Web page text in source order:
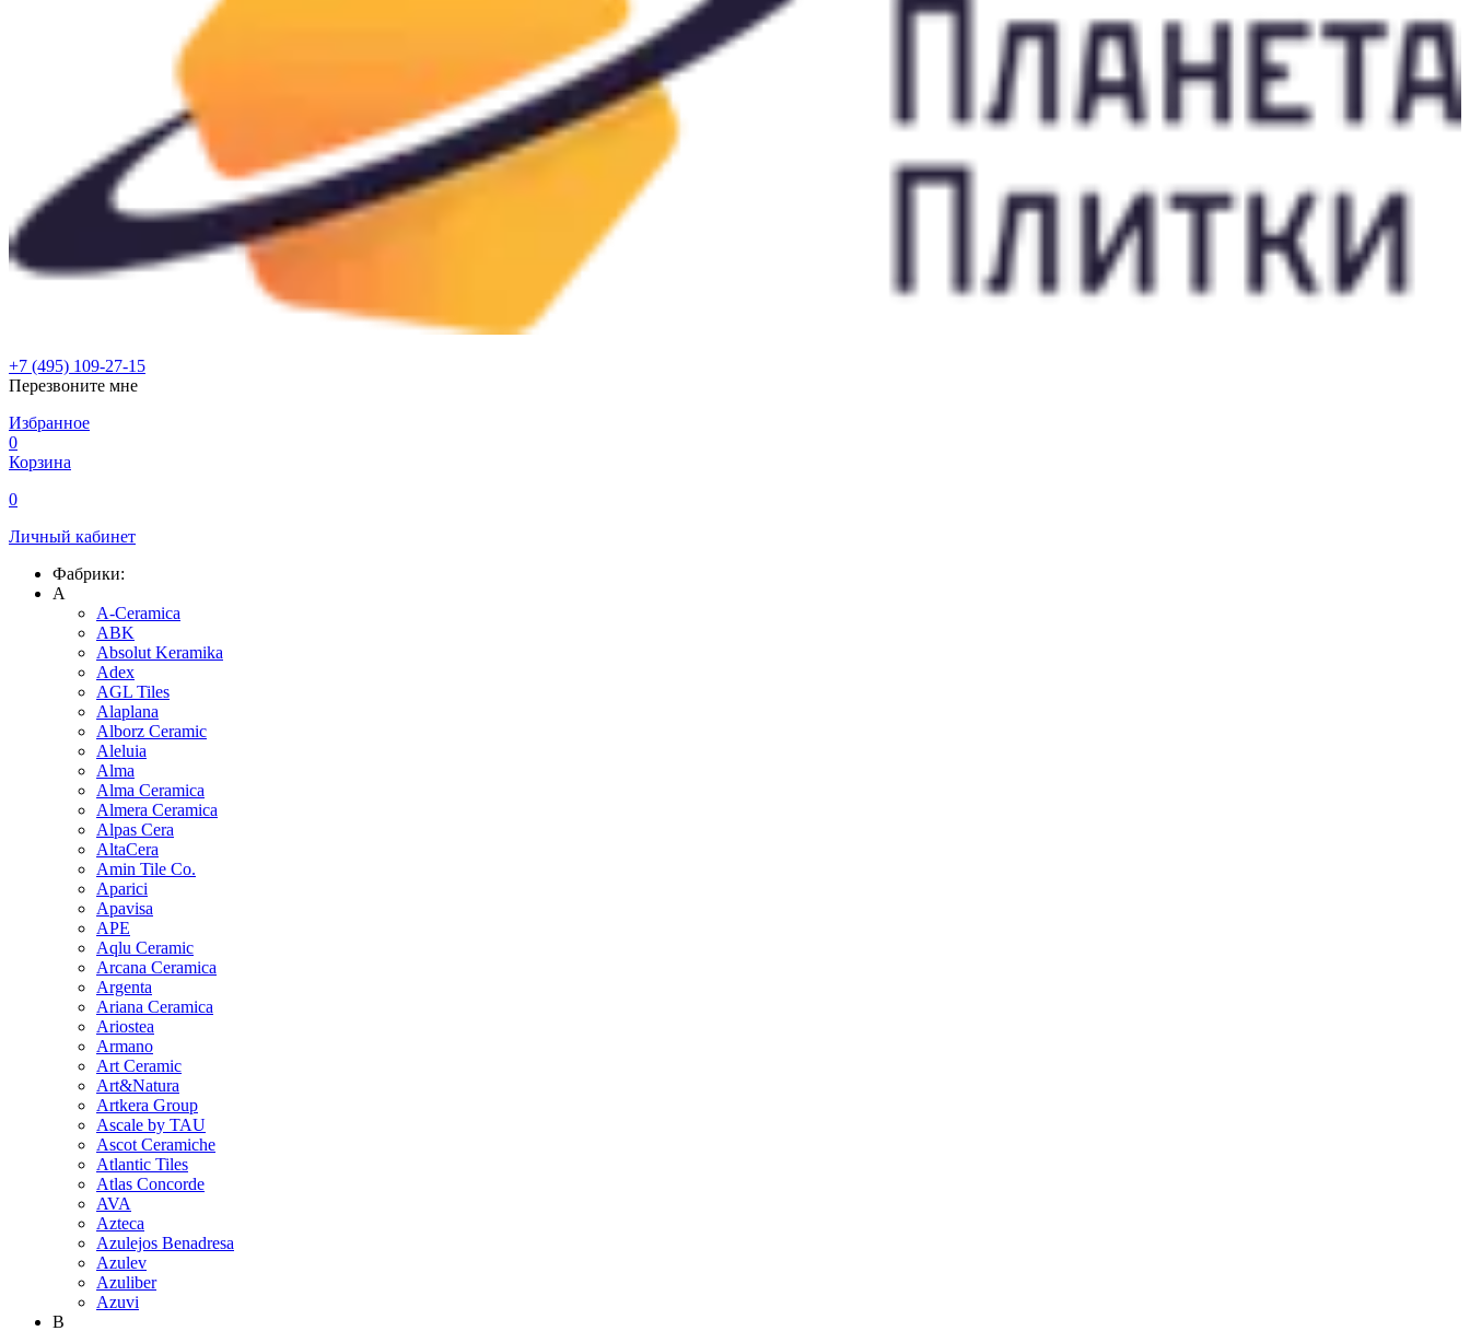
+7 (495) 109-27-15
Перезвоните мне
Избранное
0
Корзина
0
Личный кабинет
Фабрики:
A
A-Ceramica
ABK
Absolut Keramika
Adex
AGL Tiles
Alaplana
Alborz Ceramic
Aleluia
Alma
Alma Ceramica
Almera Ceramica
Alpas Cera
AltaCera
Amin Tile Co.
Aparici
Apavisa
APE
Aqlu Ceramic
Arcana Ceramica
Argenta
Ariana Ceramica
Ariostea
Armano
Art Ceramic
Art&Natura
Artkera Group
Ascale by TAU
Ascot Ceramiche
Atlantic Tiles
Atlas Concorde
AVA
Azteca
Azulejos Benadresa
Azulev
Azuliber
Azuvi
B